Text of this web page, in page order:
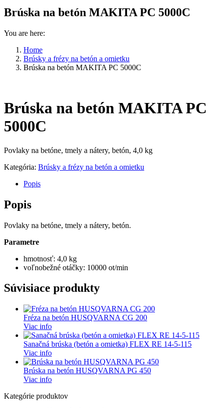
Brúska na betón MAKITA PC 5000C
You are here:
Home
Brúsky a frézy na betón a omietku
Brúska na betón MAKITA PC 5000C
Brúska na betón MAKITA PC
5000C
Povlaky na betóne, tmely a nátery, betón, 4,0 kg
Kategória: Brúsky a frézy na betón a omietku
Popis
Popis
Povlaky na betóne, tmely a nátery, betón.
Parametre
hmotnosť: 4,0 kg
voľnobežné otáčky: 10000 ot/min
Súvisiace produkty
Fréza na betón HUSQVARNA CG 200
Viac info
Sanačná brúska (betón a omietka) FLEX RE 14-5-115
Viac info
Brúska na betón HUSQVARNA PG 450
Viac info
Kategórie produktov